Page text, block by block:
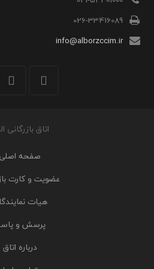
026-33416089
info@alborzccim.ir
اتاق بازرگانی
صفحه اصلی
عضویت و کارت
هیات
پرسش و
درباره اتاق